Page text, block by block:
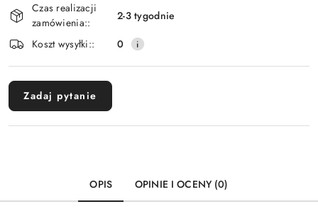
i
dostawa
Czas realizacji
zamówienia::
2-3 tygodnie
Koszt wysyłki::
0
Zadaj pytanie
OPIS OPINIE I OCENY (0)